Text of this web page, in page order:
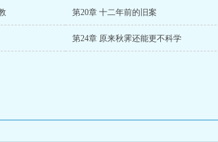
第20章 十二年前的旧案
第24章 原来秋霁还能更不科学